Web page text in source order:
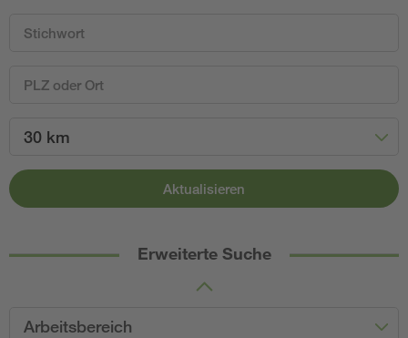
30 km
Aktualisieren
Erweiterte Suche
Arbeitsbereich